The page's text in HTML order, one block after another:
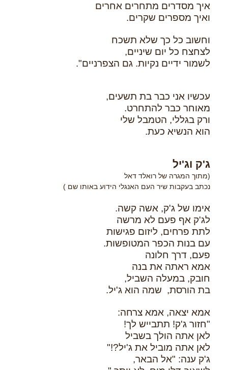
איך מסדרים מתחרים אחרים
ואיך מספרים שקרים.
וחשוב כל כך שלא תשכח
לצחצח כל יום שיניים,
לשמור ידיים נקיות. גם הצפרניים".
עכשיו אני כבר בת תשעים,
מאוחר כבר להתחרט.
ורק בגללי, הטמבל שלי
הוא הנשיא כעת.
ג'ק וג'יל
(מתוך המגרה של רואלד דאל
נכתב בעקבות שיר העם האנגלי הידוע באותו שם )
אימו של ג'ק, אשה קשה.
לג'ק אף פעם לא מרשה
לתת פרחים, ליזום פגישות
עם בנות הכפר המטופשות.
פעם, דרך חלונה
אמא ראתה את בנה
חובק, במעלה השביל,
בת הורסת, שמה הוא ג'יל.
אמא יצאה, אמא צרחה:
"חזור ג'ק! תתבייש לך!
לאן אתה הולך בשביל
לאן אתה מוביל את ג'יל?!"
ג'ק ענה: "אל הבאר,